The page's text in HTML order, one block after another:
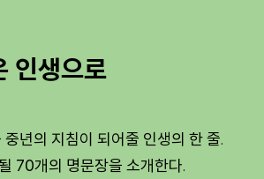
인생으로
년의 지침이 되어줄 인생의 한 줄.
70개의 명문장을 소개한다.